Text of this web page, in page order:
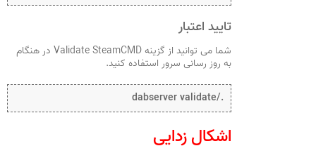
تایید اعتبار
شما می توانید از گزینه Validate SteamCMD در هنگام
به روز رسانی سرور استفاده کنید.
./dabserver validate
اشکال زدایی